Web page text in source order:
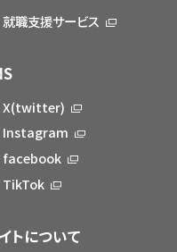
就職支援サービス
X(twitter)
Instagram
facebook
TikTok
トについて